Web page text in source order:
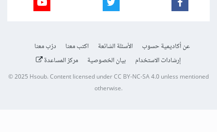
عن أكاديمية حسوب الأسئلة الشائعة اكتب معنا
درّب معنا
إرشادات الاستخدام
بيان الخصوصية مركز المساعدة
© 2025 Hsoub.Content licensed underCC BY-NC-SA 4.0unless mentioned
otherwise.